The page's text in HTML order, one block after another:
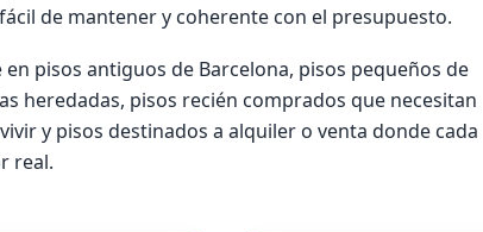
de mantener y coherente con el presupuesto.
pisos antiguos de Barcelona, pisos pequeños de
heredadas, pisos recién comprados que necesitan
y pisos destinados a alquiler o venta donde cada
real.